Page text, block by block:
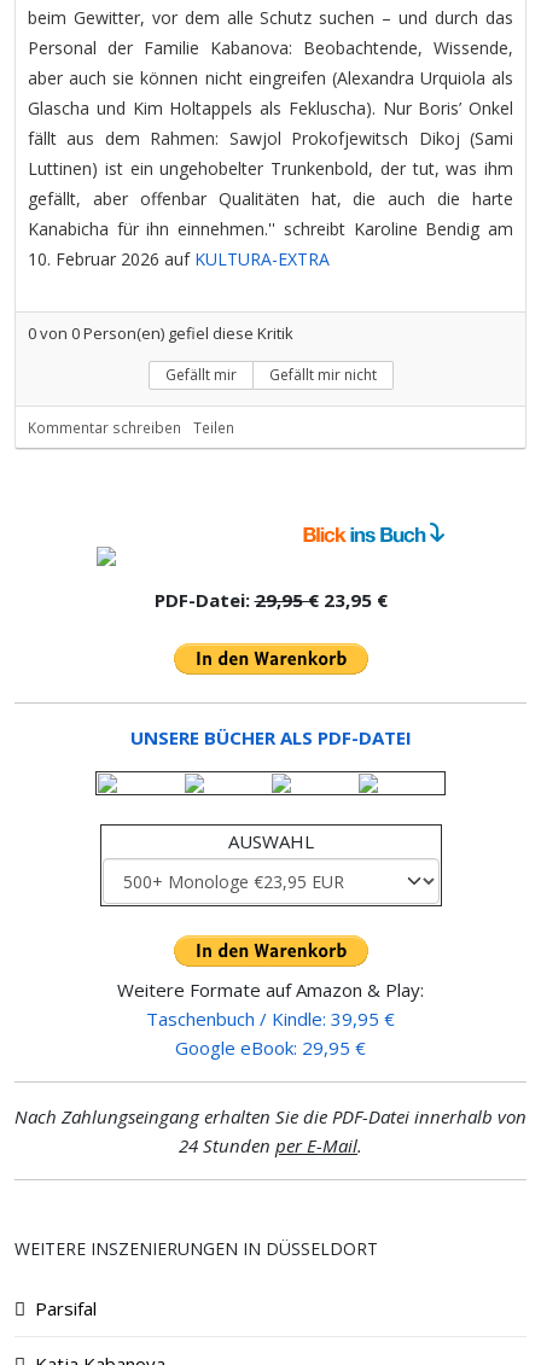
beim Gewitter, vor dem alle Schutz suchen – und durch das
Personal der Familie Kabanova: Beobachtende, Wissende,
aber auch sie können nicht eingreifen (Alexandra Urquiola als
Glascha und Kim Holtappels als Fekluscha). Nur Boris’ Onkel
fällt aus dem Rahmen: Sawjol Prokofjewitsch Dikoj (Sami
Luttinen) ist ein ungehobelter Trunkenbold, der tut, was ihm
gefällt, aber offenbar Qualitäten hat, die auch die harte
Kanabicha für ihn einnehmen.'' schreibt Karoline Bendig am
10. Februar 2026 auf KULTURA-EXTRA
0von 0Person(en) gefiel diese Kritik
Gefällt mir Gefällt mir nicht
Kommentar schreiben Teilen
PDF-Datei:29,95 €23,95 €
UNSERE BÜCHER ALS PDF-DATEI
AUSWAHL
Weitere Formate auf Amazon & Play:
Taschenbuch / Kindle: 39,95 €
Google eBook: 29,95 €
Nach Zahlungseingang erhalten Sie die PDF-Datei innerhalb von
24 Stunden per E-Mail.
WEITERE INSZENIERUNGEN IN DÜSSELDORT
Parsifal